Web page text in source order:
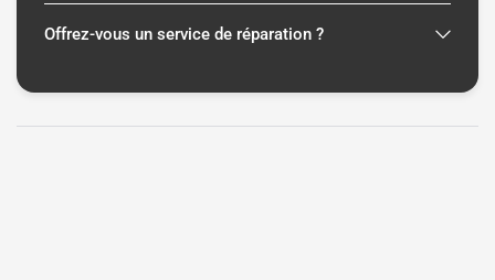
Offrez-vous un service de réparation ?